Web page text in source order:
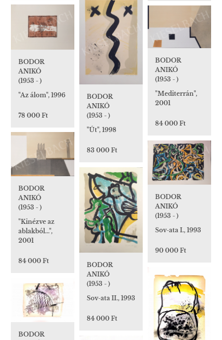
BODOR
ANIKÓ
(1953 - )
"Út", 1998
83 000 Ft
BODOR
ANIKÓ
(1953 - )
"Az álom", 1996
78 000 Ft
BODOR
ANIKÓ
(1953 - )
"Mediterrán",
2001
84 000 Ft
BODOR
ANIKÓ
(1953 - )
"Kinézve az
ablakból...",
2001
84 000 Ft
BODOR
ANIKÓ
(1953 - )
Sov-ata I., 1993
90 000 Ft
BODOR
ANIKÓ
(1953 - )
Sov-ata II., 1993
84 000 Ft
BODOR